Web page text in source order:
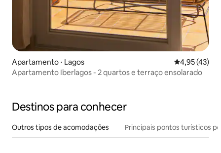
Apartamento ⋅ Lagos 4,95 de uma
4,95 (43)
Apartamento Iberlagos - 2 quartos e terraço ensolarado
Destinos para conhecer
Outros tipos de acomodações Principais pontos turísticos